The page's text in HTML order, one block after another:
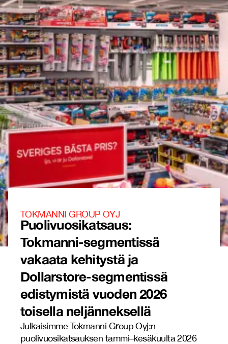
TOKMANNI GROUP OYJ
Puolivuosikatsaus:
Tokmanni-segmentissä
vakaata kehitystä ja
Dollarstore-segmentissä
edistymistä vuoden 2026
toisella neljänneksellä
Julkaisimme Tokmanni Group Oyj:n
puolivuosikatsauksen tammi–kesäkuulta 2026